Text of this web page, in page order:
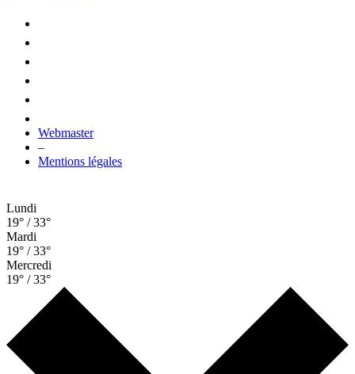
Webmaster
–
Mentions légales
Lundi
19° / 33°
Mardi
19° / 33°
Mercredi
19° / 33°